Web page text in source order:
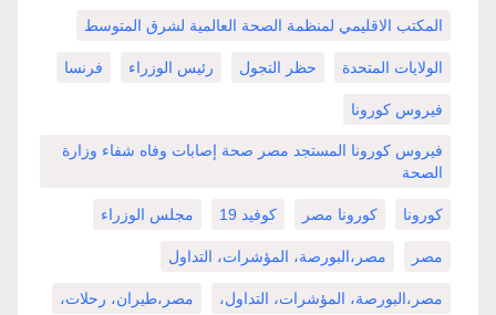
المكتب الاقليمي لمنظمة الصحة العالمية لشرق المتوسط
الولايات المتحدة حظر التجول رئيس الوزراء فرنسا
فيروس كورونا
فيروس كورونا المستجد مصر صحة إصابات وفاه شفاء وزارة
الصحة
كورونا كورونا مصر كوفيد 19 مجلس الوزراء
مصر مصر،البورصة، المؤشرات، التداول
مصر،البورصة، المؤشرات، التداول، مصر،طيران، رحلات،